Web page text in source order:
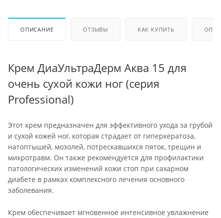
ОПИСАНИЕ ОТЗЫВЫ КАК КУПИТЬ
Крем ДиаУльтраДерм Аква 15 для
очень сухой кожи ног (серия
Professional)
Этот крем предназначен для эффективного ухода за грубой
и сухой кожей ног, которая страдает от гиперкератоза,
натоптышей, мозолей, потрескавшихся пяток, трещин и
микротравм. Он также рекомендуется для профилактики
патологических изменений кожи стоп при сахарном
диабете в рамках комплексного лечения основного
заболевания.
Крем обеспечивает мгновенное интенсивное увлажнение